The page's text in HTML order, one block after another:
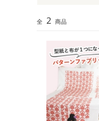
全 2 商品